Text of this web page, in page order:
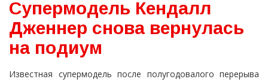
Супермодель Кендалл
Дженнер снова вернулась
на подиум
Известная супермодель после полугодовалого перерыва